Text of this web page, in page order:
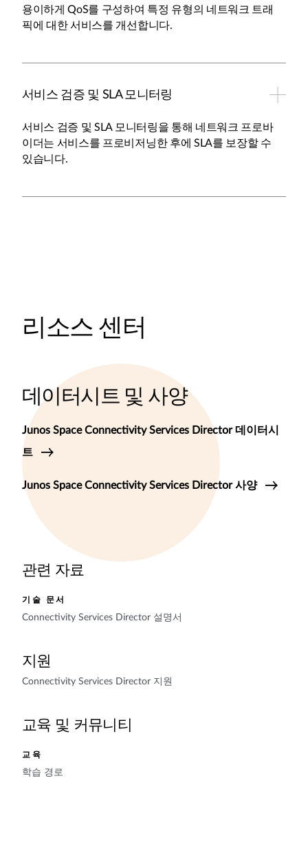
용이하게 QoS를 구성하여 특정 유형의 네트워크 트래
픽에 대한 서비스를 개선합니다.
서비스 검증 및 SLA 모니터링
서비스 검증 및 SLA 모니터링을 통해 네트워크 프로바
이더는 서비스를 프로비저닝한 후에 SLA를 보장할 수
있습니다.
리소스 센터
관련 자료
기술 문서
Connectivity Services Director 설명서
지원
Connectivity Services Director 지원
교육 및 커뮤니티
교육
학습 경로
데이터시트 및 사양
Junos Space Connectivity Services Director 데이터시
트
Junos Space Connectivity Services Director 사양